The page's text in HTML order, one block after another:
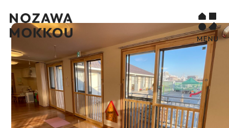
WORKS
COMPANY